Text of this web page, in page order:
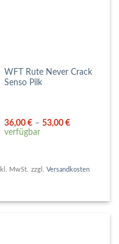
WFT Rute Never Crack
Senso Pilk
36,00€ –53,00€
verfügbar
MwSt. zzgl. Versandkosten